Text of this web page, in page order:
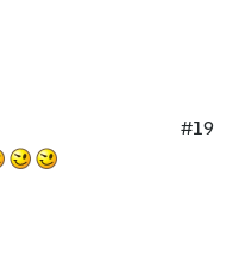
#19